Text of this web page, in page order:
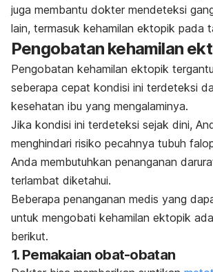
juga membantu dokter mendeteksi
lain, termasuk kehamilan ektopik pada
Pengobatan kehamilan
Pengobatan kehamilan ektopik
seberapa cepat kondisi ini terdeteksi
kesehatan ibu yang mengalaminya.
Jika kondisi ini terdeteksi sejak dini,
menghindari risiko pecahnya tubuh
Anda membutuhkan penanganan
terlambat diketahui.
Beberapa penanganan medis yang
untuk mengobati kehamilan ektopik
berikut.
1. Pemakaian obat-obatan